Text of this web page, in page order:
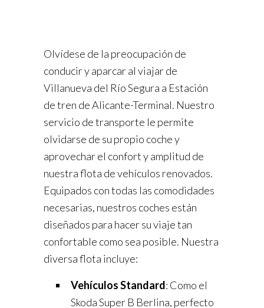
Olvídese de la preocupación de
conducir y aparcar al viajar de
Villanueva del Río Segura a Estación
de tren de Alicante-Terminal. Nuestro
servicio de transporte le permite
olvidarse de su propio coche y
aprovechar el confort y amplitud de
nuestra flota de vehículos renovados.
Equipados con todas las comodidades
necesarias, nuestros coches están
diseñados para hacer su viaje tan
confortable como sea posible. Nuestra
diversa flota incluye:
Vehículos Standard: Como el
Skoda Super B Berlina, perfecto